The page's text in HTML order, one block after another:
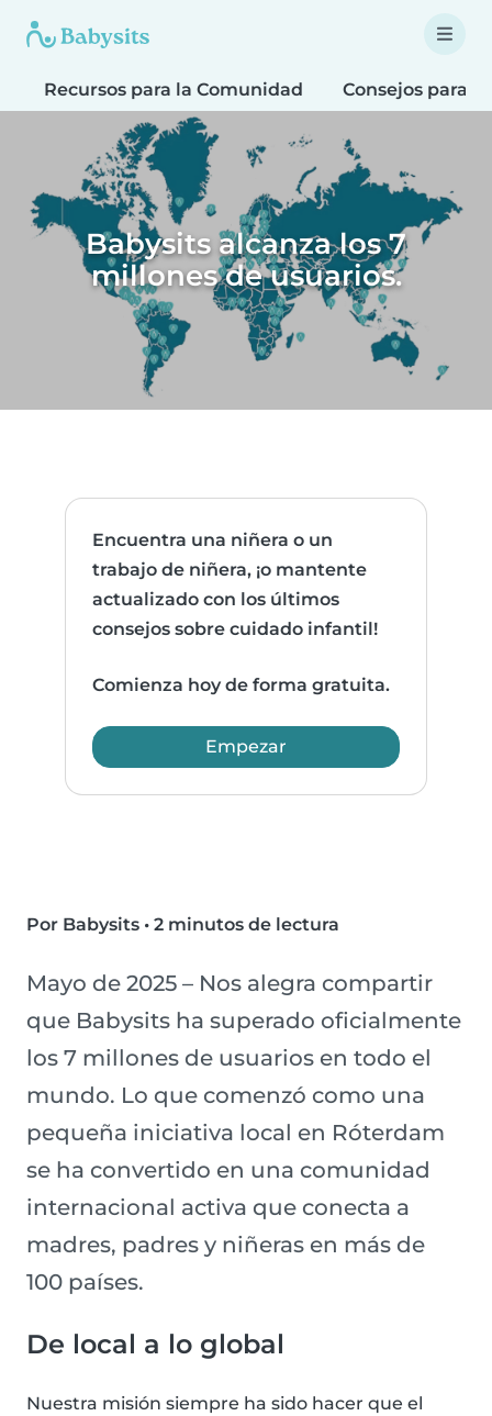
Recursos para la Comunidad Consejos para
Babysits alcanza los 7
millones de usuarios.
Encuentra una niñera o un
trabajo de niñera, ¡o mantente
actualizado con los últimos
consejos sobre cuidado infantil!
Comienza hoy de forma gratuita.
Empezar
Por Babysits • 2 minutos de lectura
Mayo de 2025 – Nos alegra compartir
que Babysits ha superado oficialmente
los 7 millones de usuarios en todo el
mundo. Lo que comenzó como una
pequeña iniciativa local en Róterdam
se ha convertido en una comunidad
internacional activa que conecta a
madres, padres y niñeras en más de
100 países.
De local a lo global
Nuestra misión siempre ha sido hacer que el